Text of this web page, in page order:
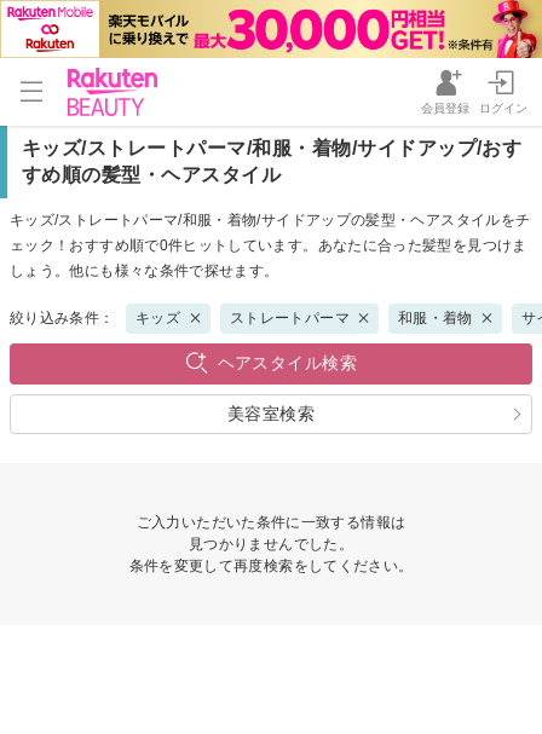
会員登録 ログイン
キッズ/ストレートパーマ/和服・着物/サイドアップ/おす
すめ順の髪型・ヘアスタイル
キッズ/ストレートパーマ/和服・着物/サイドアップの髪型・ヘアスタイルをチ
ェック！おすすめ順で0件ヒットしています。あなたに合った髪型を見つけま
しょう。他にも様々な条件で探せます。
絞り込み条件： キッズ ストレートパーマ 和服・着物 サ
ヘアスタイル検索
美容室検索
ご入力いただいた条件に一致する情報は
見つかりませんでした。
条件を変更して再度検索をしてください。